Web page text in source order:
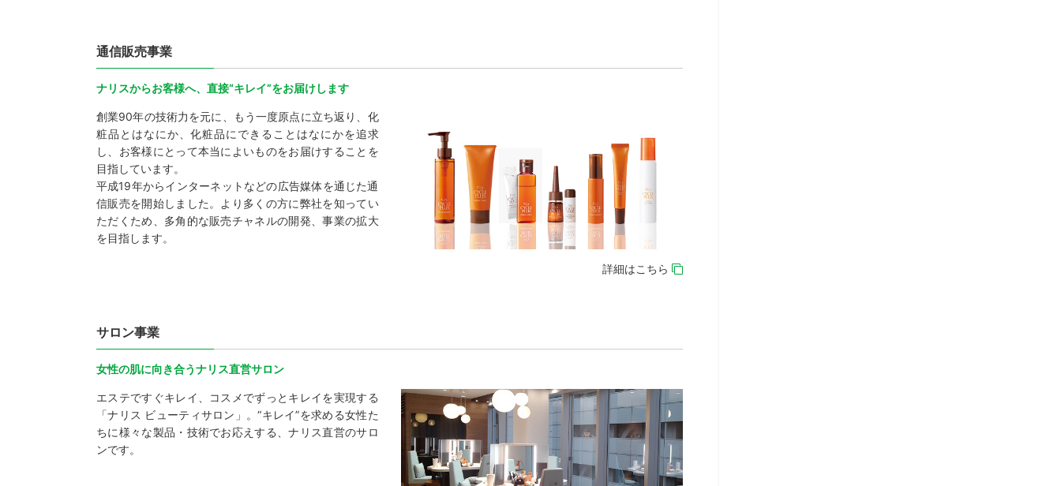
通信販売事業
ナリスからお客様へ、直接“キレイ”をお届けします
創業90年の技術力を元に、もう一度原点に立ち返り、化
粧品とはなにか、化粧品にできることはなにかを追求
し、お客様にとって本当によいものをお届けすることを
目指しています。
平成19年からインターネットなどの広告媒体を通じた通
信販売を開始しました。より多くの方に弊社を知ってい
ただくため、多角的な販売チャネルの開発、事業の拡大
を目指します。
詳細はこちら
サロン事業
女性の肌に向き合うナリス直営サロン
エステですぐキレイ、コスメでずっとキレイを実現する
「ナリス ビューティサロン」。“キレイ”を求める女性た
ちに様々な製品・技術でお応えする、ナリス直営のサロ
ンです。